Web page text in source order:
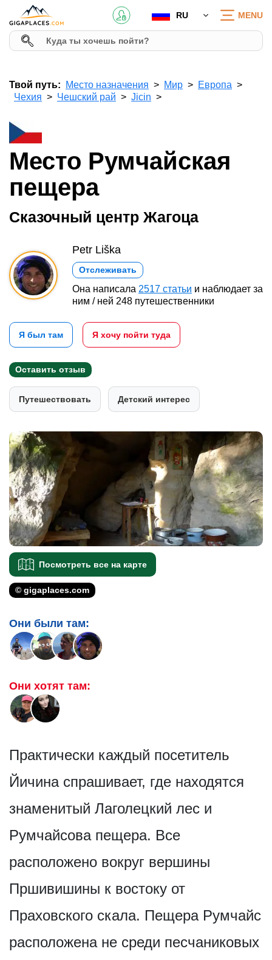
RU MENU
Твой путь: Место назначения Мир
Европа
Чехия
Чешский рай Jicin
Место Румчайская
пещера
Сказочный центр Жагоца
Petr Liška
Отслеживать
Она написала 2517 статьи и наблюдает за
ним / ней 248 путешественники
Я был там Я хочу пойти туда
Оставить отзыв
Путешествовать Детский интерес
Посмотреть все на карте
© gigaplaces.com
Они были там:
Они хотят там:
Практически каждый посетитель
Йичина спрашивает, где находятся
знаменитый Лаголецкий лес и
Румчайсова пещера. Все
расположено вокруг вершины
Пршивишины к востоку от
Праховского скала. Пещера Румчайс
расположена не среди песчаниковых